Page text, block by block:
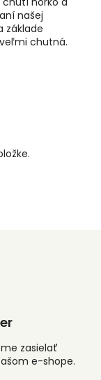
našej
základe
chutná.
zasielať
e-shope.